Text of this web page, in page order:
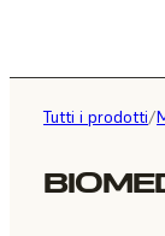
Tutti i prodotti/